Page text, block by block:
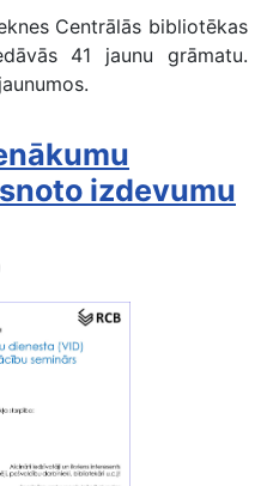
Centrālās bibliotēkas
41 jaunu grāmatu.
izdevumu